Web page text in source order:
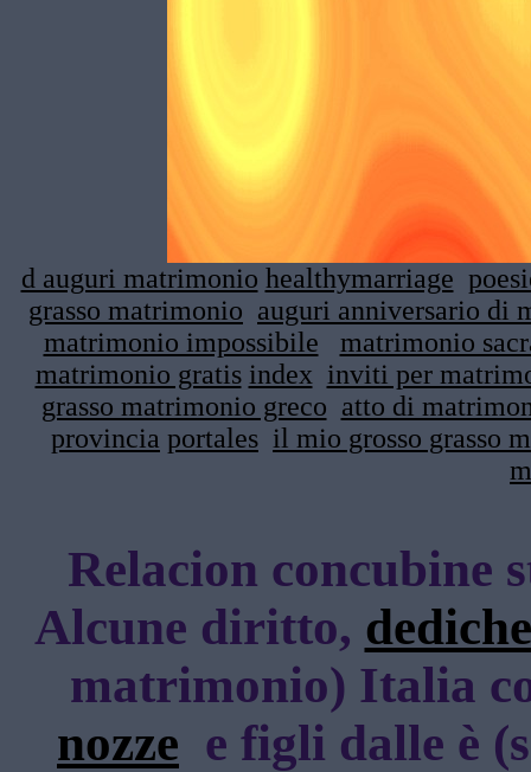
d auguri matrimonio healthymarriage
grasso matrimonio auguri anniversario di
matrimonio impossibile
matrimonio
matrimonio gratis index inviti per
grasso matrimonio greco atto di
provincia portales il mio grosso grasso
Relacion concubine
Alcune diritto,
matrimonio) Italia
nozze e figli dalle è